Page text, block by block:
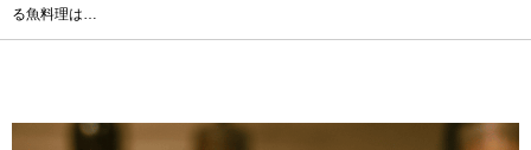
る魚料理は…